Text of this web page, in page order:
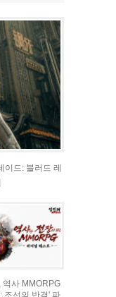
드: 블러드 레
역사 MMORPG